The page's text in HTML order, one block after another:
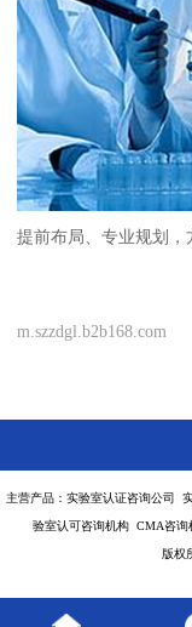
提前布局、专业规划，
m.szzdgl.b2b168.com
主营产品：实验室认证咨询公司
验室认可咨询机构 CMA咨
版权